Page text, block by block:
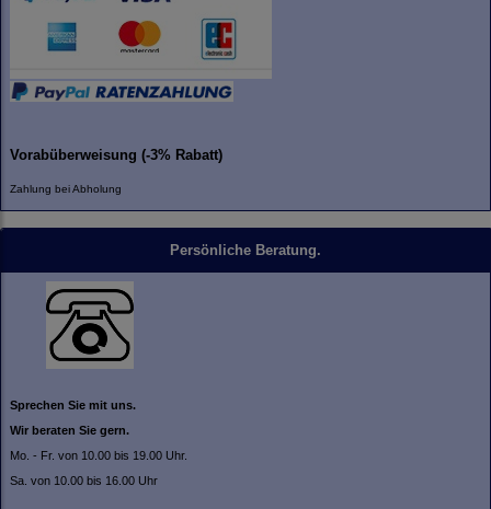
Vorabüberweisung (-3% Rabatt)
Zahlung bei Abholung
Persönliche Beratung.
Sprechen Sie mit uns.
Wir beraten Sie gern.
Mo. - Fr. von 10.00 bis 19.00 Uhr.
Sa. von 10.00 bis 16.00 Uhr